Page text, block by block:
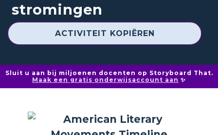
stromingen
ACTIVITEIT KOPIËREN
Sluit u aan bij miljoenen docenten op Storyboard That.
Maak een gratis onderwijsaccount aan ✨